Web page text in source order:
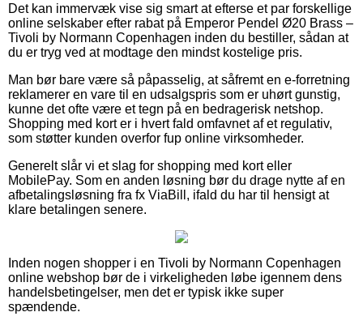
Det kan immervæk vise sig smart at efterse et par forskellige
online selskaber efter rabat på Emperor Pendel Ø20 Brass –
Tivoli by Normann Copenhagen inden du bestiller, sådan at
du er tryg ved at modtage den mindst kostelige pris.
Man bør bare være så påpasselig, at såfremt en e-forretning
reklamerer en vare til en udsalgspris som er uhørt gunstig,
kunne det ofte være et tegn på en bedragerisk netshop.
Shopping med kort er i hvert fald omfavnet af et regulativ,
som støtter kunden overfor fup online virksomheder.
Generelt slår vi et slag for shopping med kort eller
MobilePay. Som en anden løsning bør du drage nytte af en
afbetalingsløsning fra fx ViaBill, ifald du har til hensigt at
klare betalingen senere.
Inden nogen shopper i en Tivoli by Normann Copenhagen
online webshop bør de i virkeligheden løbe igennem dens
handelsbetingelser, men det er typisk ikke super
spændende.